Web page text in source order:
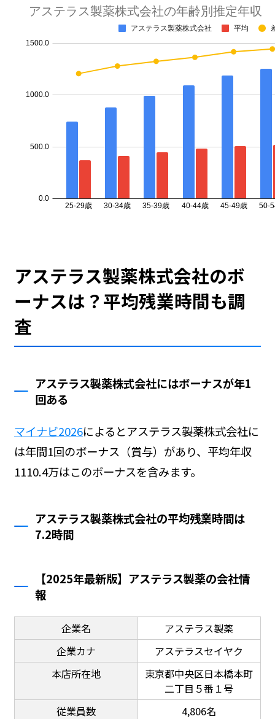
アステラス製薬株式会社のボ
ーナスは？平均残業時間も調
査
アステラス製薬株式会社にはボーナスが年1
回ある
マイナビ2026によるとアステラス製薬株式会社に
は年間1回のボーナス（賞与）があり、平均年収
1110.4万はこのボーナスを含みます。
アステラス製薬株式会社の平均残業時間は
7.2時間
【2025年最新版】アステラス製薬の会社情
報
企業名
アステラス製薬
企業カナ
アステラスセイヤク
本店所在地
東京都中央区日本橋本町
二丁目５番１号
従業員数
4,806名